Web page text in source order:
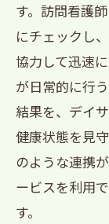
フィ
ス向
地域
デイ
西宮市
のカギ
健康
す。訪問看護
にチェックし
協力して迅速
が日常的に行
結果を、デイ
健康状態を見
のような連携
ービスを利用
す。